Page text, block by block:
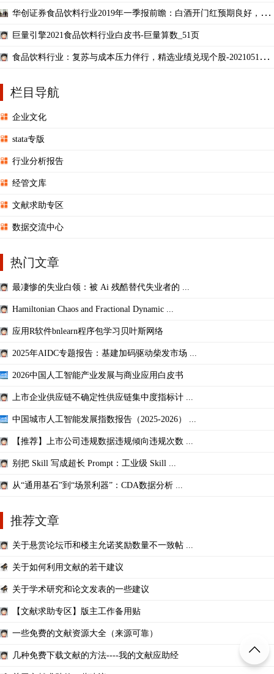
华创证券食品饮料行业2019年一季报前瞻：白酒开门红预期良好，大
巨量引擎2021食品饮料行业白皮书-巨量算数_51页
食品饮料行业：复苏与成本压力伴行，精选业绩兑现个股-20210511-
栏目导航
企业文化
stata专版
行业分析报告
经管文库
文献求助专区
数据交流中心
热门文章
最凄惨的失业白领：被 Ai 残酷替代失业者的 ...
Hamiltonian Chaos and Fractional Dynamic ...
应用R软件bnlearn程序包学习贝叶斯网络
2025年AIDC专题报告：基建加码驱动柴发市场 ...
2026中国人工智能产业发展与商业应用白皮书
上市企业供应链不确定性供应链集中度指标计 ...
中国城市人工智能发展指数报告（2025-2026） ...
【推荐】上市公司违规数据违规倾向违规次数 ...
别把 Skill 写成超长 Prompt：工业级 Skill ...
从“通用基石”到“场景利器”：CDA数据分析 ...
推荐文章
关于悬赏论坛币和楼主允诺奖励数量不一致帖 ...
关于如何利用文献的若干建议
关于学术研究和论文发表的一些建议
【文献求助专区】版主工作备用贴
一些免费的文献资源大全（来源可靠）
几种免费下载文献的方法----我的文献应助经